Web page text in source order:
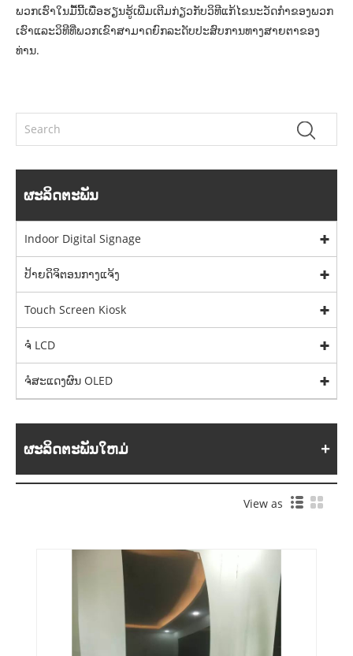
ພວກເຮົາໃນມື້ນີ້ເພື່ອຮຽນຮູ້ເພີ່ມເຕີມກ່ຽວກັບວິທີແກ້ໄຂນະວັດກໍາຂອງພວກ
ເຮົາແລະວິທີທີ່ພວກເຂົາສາມາດຍົກລະດັບປະສົບການທາງສາຍຕາຂອງ
ທ່ານ.
ຜະລິດຕະພັນ
Indoor Digital Signage
ປ້າຍດິຈິຕອນກາງແຈ້ງ
Touch Screen Kiosk
ຈໍ LCD
ຈໍສະແດງຜົນ OLED
ຜະລິດຕະພັນໃຫມ່
View as